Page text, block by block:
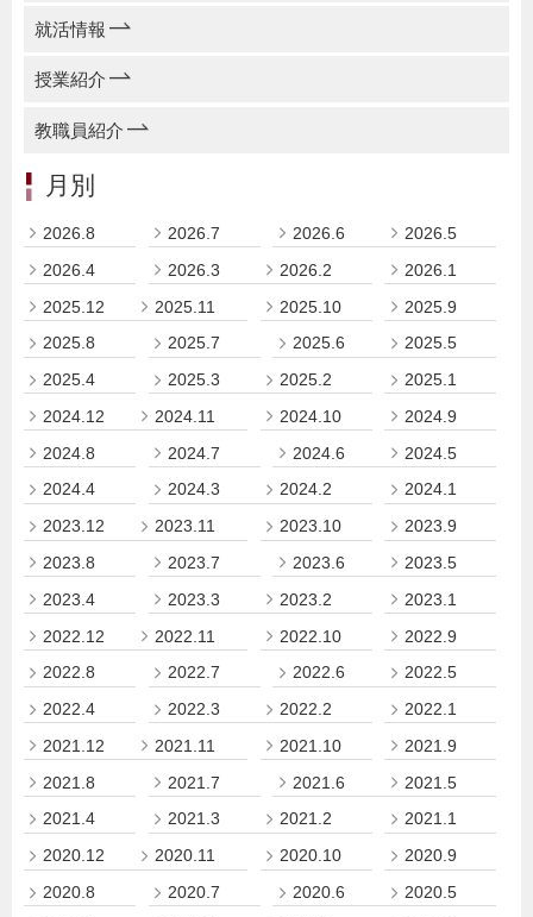
就活情報
授業紹介
教職員紹介
月別
2026.8 2026.7 2026.6
2026.5
2026.4
2026.3 2026.2
2026.1
2025.12
2025.11 2025.10
2025.9
2025.8
2025.7 2025.6
2025.5
2025.4
2025.3 2025.2
2025.1
2024.12
2024.11 2024.10
2024.9
2024.8
2024.7 2024.6
2024.5
2024.4
2024.3 2024.2
2024.1
2023.12
2023.11 2023.10
2023.9
2023.8
2023.7 2023.6
2023.5
2023.4
2023.3 2023.2
2023.1
2022.12
2022.11 2022.10
2022.9
2022.8
2022.7 2022.6
2022.5
2022.4
2022.3 2022.2
2022.1
2021.12
2021.11 2021.10
2021.9
2021.8
2021.7 2021.6
2021.5
2021.4
2021.3 2021.2
2021.1
2020.12
2020.11 2020.10
2020.9
2020.8
2020.7 2020.6
2020.5